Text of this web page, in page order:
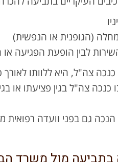
(הגופנית או הנפשית)
לבין הופעת הפגיעה
צה"ל, היא ללוותו
צה"ל בגין פציעתו או
גם בפני וועדה